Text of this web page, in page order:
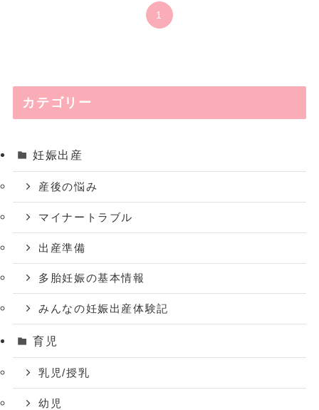
1
カテゴリー
妊娠出産
産後の悩み
マイナートラブル
出産準備
多胎妊娠の基本情報
みんなの妊娠出産体験記
育児
乳児/授乳
幼児